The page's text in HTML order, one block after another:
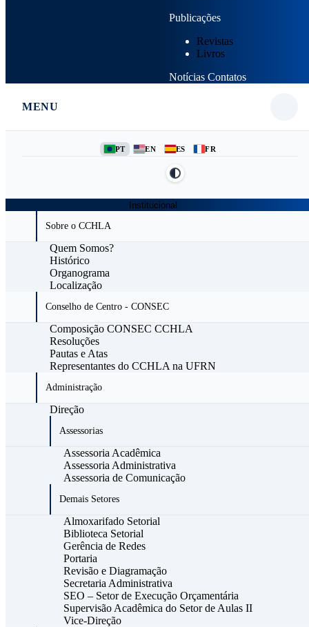
Publicações
Revistas
Livros
Notícias Contatos
MENU
PT EN ES FR
Institucional
Sobre o CCHLA
Quem Somos?
Histórico
Organograma
Localização
Conselho de Centro - CONSEC
Composição CONSEC CCHLA
Resoluções
Pautas e Atas
Representantes do CCHLA na UFRN
Administração
Direção
Assessorias
Assessoria Acadêmica
Assessoria Administrativa
Assessoria de Comunicação
Demais Setores
Almoxarifado Setorial
Biblioteca Setorial
Gerência de Redes
Portaria
Revisão e Diagramação
Secretaria Administrativa
SEO – Setor de Execução Orçamentária
Supervisão Acadêmica do Setor de Aulas II
Vice-Direção